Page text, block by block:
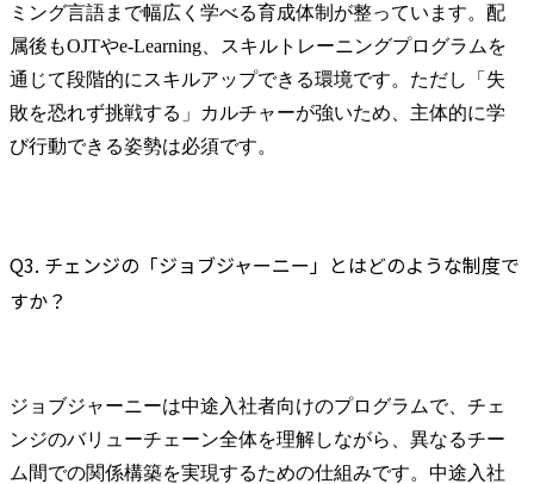
ミング言語まで幅広く学べる育成体制が整っています。配
属後もOJTやe-Learning、スキルトレーニングプログラムを
通じて段階的にスキルアップできる環境です。ただし「失
敗を恐れず挑戦する」カルチャーが強いため、主体的に学
び行動できる姿勢は必須です。
Q3. チェンジの「ジョブジャーニー」とはどのような制度で
すか？
ジョブジャーニーは中途入社者向けのプログラムで、チェ
ンジのバリューチェーン全体を理解しながら、異なるチー
ム間での関係構築を実現するための仕組みです。中途入社